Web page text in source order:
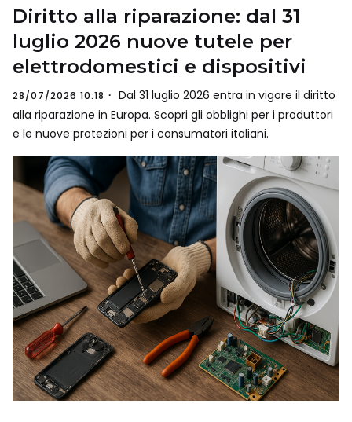
Diritto alla riparazione: dal 31
luglio 2026 nuove tutele per
elettrodomestici e dispositivi
28/07/2026 10:18
Dal 31 luglio 2026 entra in vigore il diritto
alla riparazione in Europa. Scopri gli obblighi per i produttori
e le nuove protezioni per i consumatori italiani.